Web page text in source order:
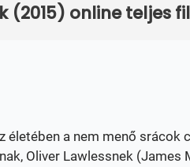
(2015) online teljes
életében a nem menő
Oliver Lawlessnek